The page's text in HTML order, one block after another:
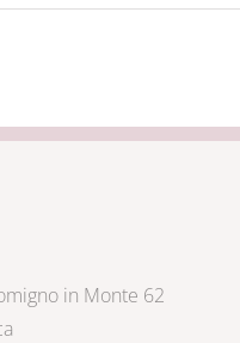
in Monte 62